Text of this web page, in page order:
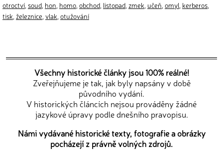
otroctví soud hon homo obchod listopad zmek učeň omyl kerberos
tisk železnice vlak otužování
Všechny historické články jsou 100% reálné!
Zveřejňujeme je tak, jak byly napsány v době
původního vydání.
V historických článcích nejsou prováděny žádné
jazykové úpravy podle dnešního pravopisu.
Námi vydávané historické texty, fotografie a obrázky
pocházejí z právně volných zdrojů.